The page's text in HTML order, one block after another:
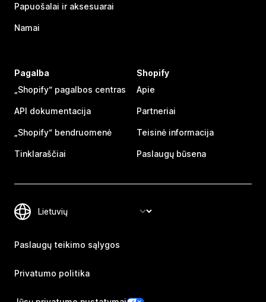
Papuošalai ir aksesuarai
Namai
Pagalba
„Shopify“ pagalbos centras
API dokumentacija
„Shopify“ bendruomenė
Tinklaraščiai
Shopify
Apie
Partneriai
Teisinė informacija
Paslaugų būsena
Paslaugų teikimo sąlygos
Privatumo politika